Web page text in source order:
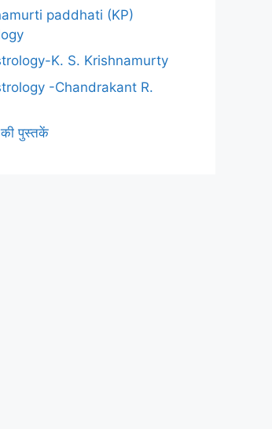
paddhati (KP)
K. S. Krishnamurty
-Chandrakant R.
पुस्तकें